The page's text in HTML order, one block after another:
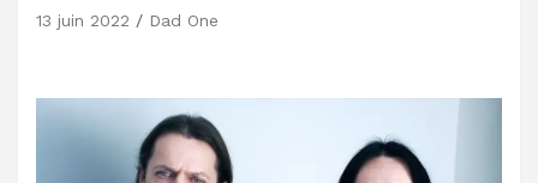
13 juin 2022 Dad One